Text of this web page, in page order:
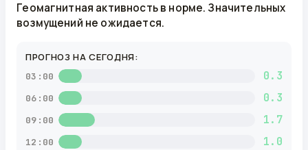
Геомагнитная активность в норме. Значительных
возмущений не ожидается.
ПРОГНОЗ НА СЕГОДНЯ:
03:00 0.3
06:00 0.3
09:00 1.7
12:00 1.0